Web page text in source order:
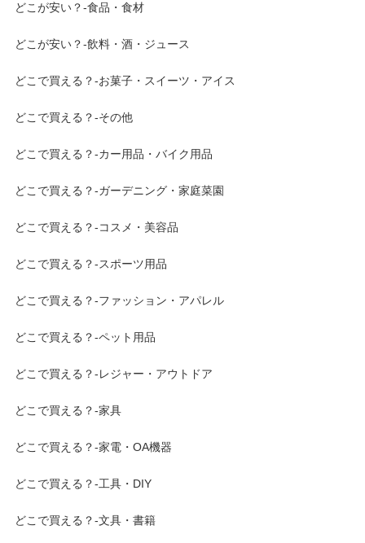
どこが安い？-食品・食材
どこが安い？-飲料・酒・ジュース
どこで買える？-お菓子・スイーツ・アイス
どこで買える？-その他
どこで買える？-カー用品・バイク用品
どこで買える？-ガーデニング・家庭菜園
どこで買える？-コスメ・美容品
どこで買える？-スポーツ用品
どこで買える？-ファッション・アパレル
どこで買える？-ペット用品
どこで買える？-レジャー・アウトドア
どこで買える？-家具
どこで買える？-家電・OA機器
どこで買える？-工具・DIY
どこで買える？-文具・書籍